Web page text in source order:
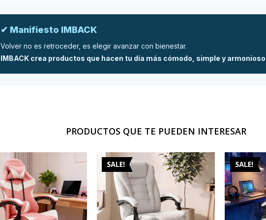
✔ Manifiesto IMBACK
Volver no es retroceder, es elegir avanzar con bienestar.
IMBACK crea productos que hacen tu día más cómodo, simple y
PRODUCTOS QUE TE PUEDEN INTERESAR